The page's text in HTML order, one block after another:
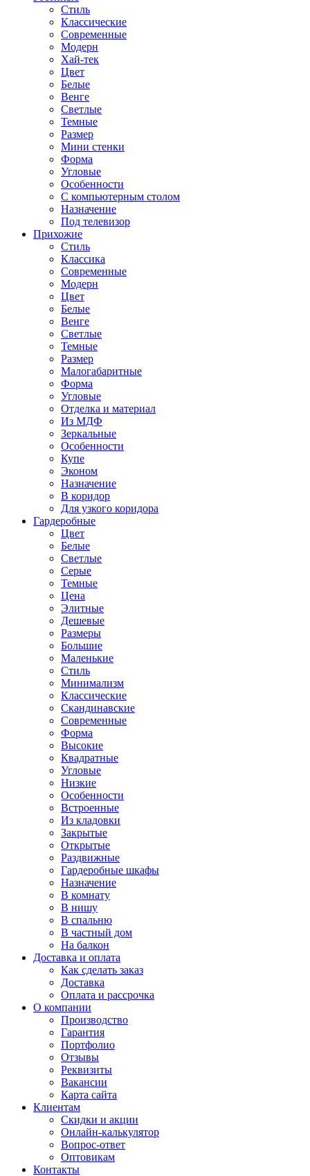
Стиль
Классические
Современные
Модерн
Хай-тек
Цвет
Белые
Венге
Светлые
Темные
Размер
Мини стенки
Форма
Угловые
Особенности
С компьютерным столом
Назначение
Под телевизор
Прихожие
Стиль
Классика
Современные
Модерн
Цвет
Белые
Венге
Светлые
Темные
Размер
Малогабаритные
Форма
Угловые
Отделка и материал
Из МДФ
Зеркальные
Особенности
Купе
Эконом
Назначение
В коридор
Для узкого коридора
Гардеробные
Цвет
Белые
Светлые
Серые
Темные
Цена
Элитные
Дешевые
Размеры
Большие
Маленькие
Стиль
Минимализм
Классические
Скандинавские
Современные
Форма
Высокие
Квадратные
Угловые
Низкие
Особенности
Встроенные
Из кладовки
Закрытые
Открытые
Раздвижные
Гардеробные шкафы
Назначение
В комнату
В нишу
В спальню
В частный дом
На балкон
Доставка и оплата
Как сделать заказ
Доставка
Оплата и рассрочка
О компании
Производство
Гарантия
Портфолио
Отзывы
Реквизиты
Вакансии
Карта сайта
Клиентам
Скидки и акции
Онлайн-калькулятор
Вопрос-ответ
Оптовикам
Контакты